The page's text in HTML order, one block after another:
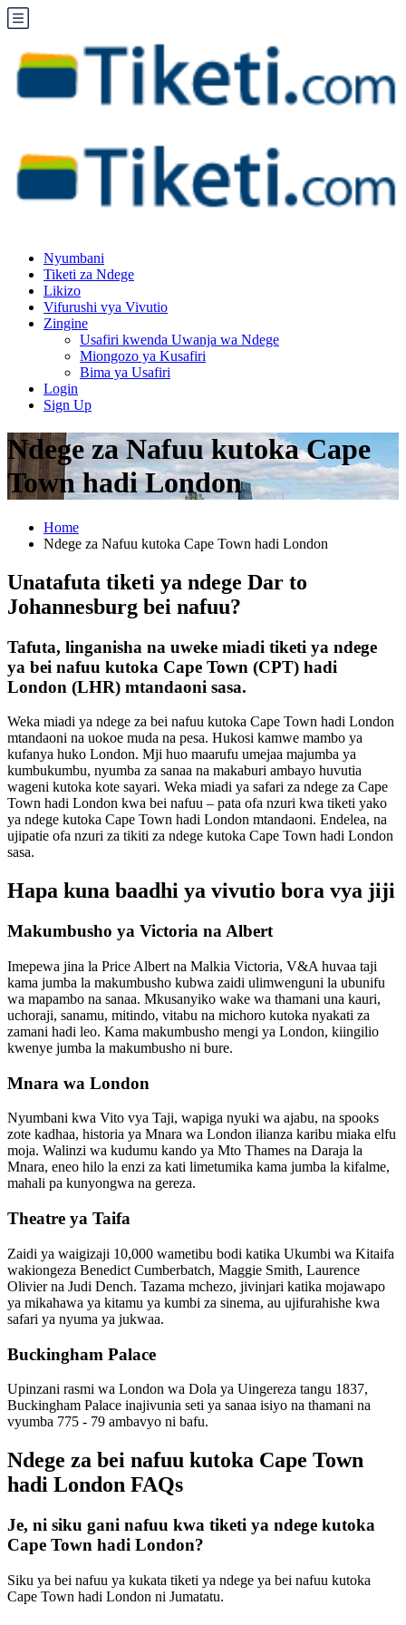
Nyumbani
Tiketi za Ndege
Likizo
Vifurushi vya Vivutio
Zingine
Usafiri kwenda Uwanja wa Ndege
Miongozo ya Kusafiri
Bima ya Usafiri
Login
Sign Up
Ndege za Nafuu kutoka Cape
Town hadi London
Home
Ndege za Nafuu kutoka Cape Town hadi London
Unatafuta tiketi ya ndege Dar to
Johannesburg bei nafuu?
Tafuta, linganisha na uweke miadi tiketi ya ndege
ya bei nafuu kutoka Cape Town (CPT) hadi
London (LHR) mtandaoni sasa.
Weka miadi ya ndege za bei nafuu kutoka Cape Town hadi London
mtandaoni na uokoe muda na pesa. Hukosi kamwe mambo ya
kufanya huko London. Mji huo maarufu umejaa majumba ya
kumbukumbu, nyumba za sanaa na makaburi ambayo huvutia
wageni kutoka kote sayari. Weka miadi ya safari za ndege za Cape
Town hadi London kwa bei nafuu – pata ofa nzuri kwa tiketi yako
ya ndege kutoka Cape Town hadi London mtandaoni. Endelea, na
ujipatie ofa nzuri za tikiti za ndege kutoka Cape Town hadi London
sasa.
Hapa kuna baadhi ya vivutio bora vya jiji
Makumbusho ya Victoria na Albert
Imepewa jina la Price Albert na Malkia Victoria, V&A huvaa taji
kama jumba la makumbusho kubwa zaidi ulimwenguni la ubunifu
wa mapambo na sanaa. Mkusanyiko wake wa thamani una kauri,
uchoraji, sanamu, mitindo, vitabu na michoro kutoka nyakati za
zamani hadi leo. Kama makumbusho mengi ya London, kiingilio
kwenye jumba la makumbusho ni bure.
Mnara wa London
Nyumbani kwa Vito vya Taji, wapiga nyuki wa ajabu, na spooks
zote kadhaa, historia ya Mnara wa London ilianza karibu miaka elfu
moja. Walinzi wa kudumu kando ya Mto Thames na Daraja la
Mnara, eneo hilo la enzi za kati limetumika kama jumba la kifalme,
mahali pa kunyongwa na gereza.
Theatre ya Taifa
Zaidi ya waigizaji 10,000 wametibu bodi katika Ukumbi wa Kitaifa
wakiongeza Benedict Cumberbatch, Maggie Smith, Laurence
Olivier na Judi Dench. Tazama mchezo, jivinjari katika mojawapo
ya mikahawa ya kitamu ya kumbi za sinema, au ujifurahishe kwa
safari ya nyuma ya jukwaa.
Buckingham Palace
Upinzani rasmi wa London wa Dola ya Uingereza tangu 1837,
Buckingham Palace inajivunia seti ya sanaa isiyo na thamani na
vyumba 775 - 79 ambavyo ni bafu.
Ndege za bei nafuu kutoka Cape Town
hadi London FAQs
Je, ni siku gani nafuu kwa tiketi ya ndege kutoka
Cape Town hadi London?
Siku ya bei nafuu ya kukata tiketi ya ndege ya bei nafuu kutoka
Cape Town hadi London ni Jumatatu.